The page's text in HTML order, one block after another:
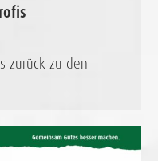
zurück zu den